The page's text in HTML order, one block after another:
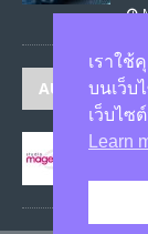
AUTHORS
JASON
เราใช้
บนเว็บ
เว็บไซ
Learn